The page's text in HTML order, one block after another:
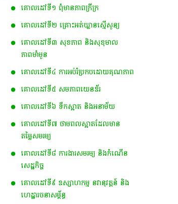
គោលដៅ​ទី​១​ ពុំ​មាន​ភាព​ក្រីក្រ
គោលដៅទី២ គ្រោះអត់ឃ្លានស្មើសូន្យ
គោលដៅទី៣ សុខភាព និងសុខុមាល
ភាពមាំមួន
គោលដៅទី៤ ការអប់រំប្រកបដោយគុណភាព
គោលដៅទី៥ សមភាពយេនឌ័រ
គោលដៅទី៦ ទឹកស្អាត និងអនាម័យ
គោលដៅទី៧ ថាមពលស្អាត​ដែលមាន
តម្លៃសមរម្យ
គោលដៅទី៨ ការងារសមរម្យ និងកំណើន
សេដ្ឋកិច្ច
គោលដៅទី៩ ឧស្សាហកម្ម នវានុវត្តន៍ និង
ហេដ្ឋារចនាសម្ព័ន្ធ